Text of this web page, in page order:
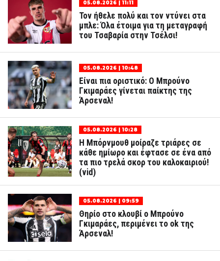
05.08.2026 | 11:11
Τον ήθελε πολύ και τον ντύνει στα
μπλε: Όλα έτοιμα για τη μεταγραφή
του Τσαβαρία στην Τσέλσι!
05.08.2026 | 10:48
Είναι πια οριστικό: Ο Μπρούνο
Γκιμαράες γίνεται παίκτης της
Άρσεναλ!
05.08.2026 | 10:28
Η Μπόρνμουθ μοίραζε τριάρες σε
κάθε ημίωρο και έφτασε σε ένα από
τα πιο τρελά σκορ του καλοκαιριού!
(vid)
05.08.2026 | 09:59
Θηρίο στο κλουβί ο Μπρούνο
Γκιμαράες, περιμένει το ok της
Άρσεναλ!